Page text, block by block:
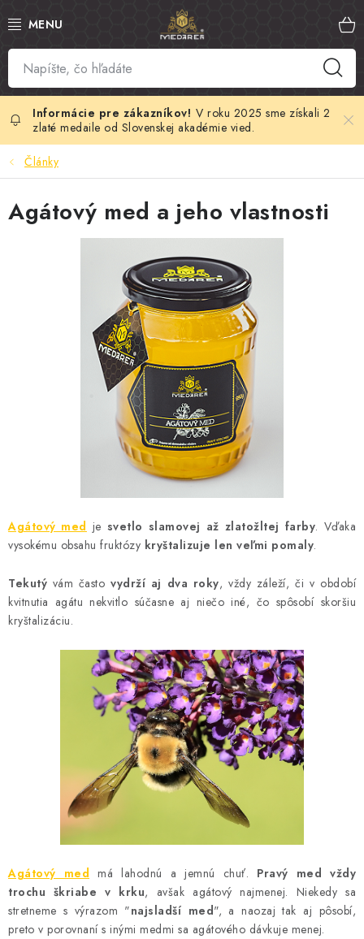
na
SLOVENSKÝ MED
MANUKA MED
VČELÍ PEĽ
MATERSKÁ KAŠIČKA
MEDOVÁ KOZMETIKA
MEDOVÉ DARČEKOVÉ SETY
VÝROBKY Z VOSKU
MEDOVÉ CUKROVINKY
SLUŽBY VČELÁRA
DARČEKOVÝ POUKAZ
VČELÁRSKE POTREBY
LITERATÚRA - KNIHY
ČOKOLÁDA
VÝŽIVOVÉ DOPLNKY
Kamenná predajňa Náš príbeh Články
Napísali o nás
V roku 2025 sme získali 2
zlaté medaile od Slovenskej akadémie vied.
Články
Agátový med a jeho vlastnosti
Agátový med je svetlo slamovej až zlatožltej farby. Vďaka
vysokému obsahu fruktózy kryštalizuje len veľmi pomaly.
Tekutý vám častovydrží aj dva roky, vždy záleží, či v období
kvitnutia agátu nekvitlo súčasne aj niečo iné, čo spôsobí skoršiu
kryštalizáciu.
Agátový med má lahodnú a jemnú chuť. Pravý med vždy
trochu škriabe v krku, avšak agátový najmenej. Niekedy sa
stretneme s výrazom "najsladší med", a naozaj tak aj pôsobí,
preto v porovnaní s inými medmi sa agátového dávkuje menej.